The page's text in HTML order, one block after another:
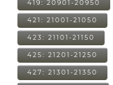
419: 20901-20950
421: 21001-21050
423: 21101-21150
425: 21201-21250
427: 21301-21350